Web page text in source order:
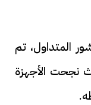
المتداول، تم
نجحت الأجهزة